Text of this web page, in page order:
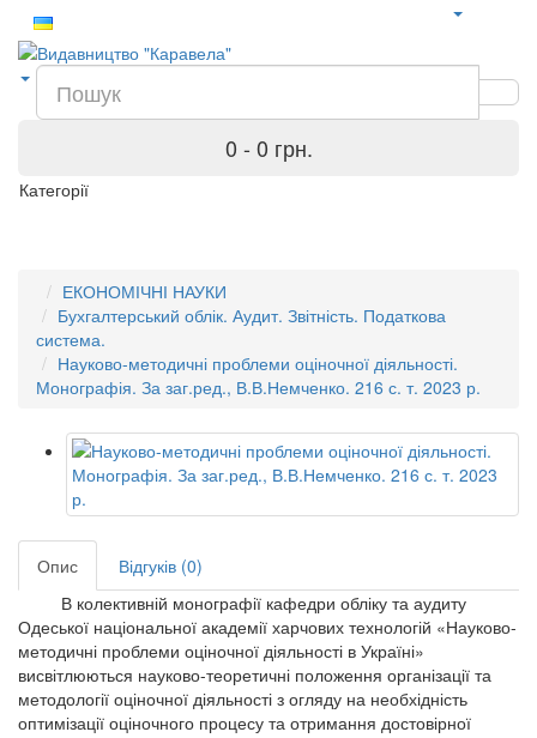
0 - 0 грн.
Категорії
ЕКОНОМІЧНІ НАУКИ
Бухгалтерський облік. Аудит. Звітність. Податкова
система.
Науково-методичні проблеми оціночної діяльності.
Монографія. За заг.ред., В.В.Немченко. 216 с. т. 2023 р.
Опис
Відгуків (0)
В колективній монографії кафедри обліку та аудиту
Одеської національної академії харчових технологій «Науково-
методичні проблеми оціночної діяльності в Україні»
висвітлюються науково-теоретичні положення організації та
методології оціночної діяльності з огляду на необхідність
оптимізації оціночного процесу та отримання достовірної